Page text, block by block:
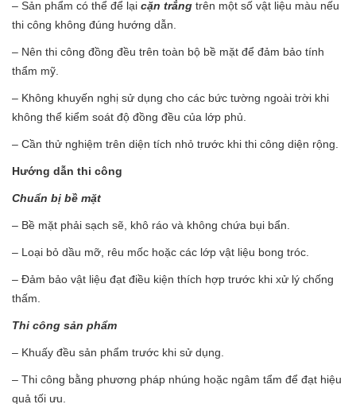
– Sản phẩm có thể để lại cặn trắng trên một số vật liệu màu nếu
thi công không đúng hướng dẫn.
– Nên thi công đồng đều trên toàn bộ bề mặt để đảm bảo tính
thẩm mỹ.
– Không khuyến nghị sử dụng cho các bức tường ngoài trời khi
không thể kiểm soát độ đồng đều của lớp phủ.
– Cần thử nghiệm trên diện tích nhỏ trước khi thi công diện rộng.
Hướng dẫn thi công
Chuẩn bị bề mặt
– Bề mặt phải sạch sẽ, khô ráo và không chứa bụi bẩn.
– Loại bỏ dầu mỡ, rêu mốc hoặc các lớp vật liệu bong tróc.
– Đảm bảo vật liệu đạt điều kiện thích hợp trước khi xử lý chống
thấm.
Thi công sản phẩm
– Khuấy đều sản phẩm trước khi sử dụng.
– Thi công bằng phương pháp nhúng hoặc ngâm tẩm để đạt hiệu
quả tối ưu.